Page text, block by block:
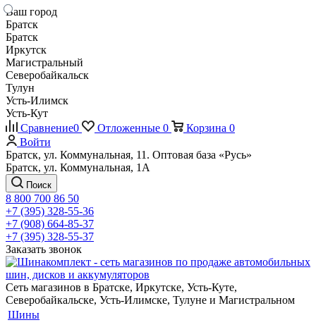
Ваш город
Братск
Братск
Иркутск
Магистральный
Северобайкальск
Тулун
Усть-Илимск
Усть-Кут
Сравнение0 Отложенные 0 Корзина 0
Войти
Братск, ул. Коммунальная, 11. Оптовая база «Русь»
Братск, ул. Коммунальная, 1А
Поиск
8 800 700 86 50
+7 (395) 328-55-36
+7 (908) 664-85-37
+7 (395) 328-55-37
Заказать звонок
Сеть магазинов в Братске, Иркутске, Усть-Куте,
Северобайкальске, Усть-Илимске, Тулуне и Магистральном
Шины